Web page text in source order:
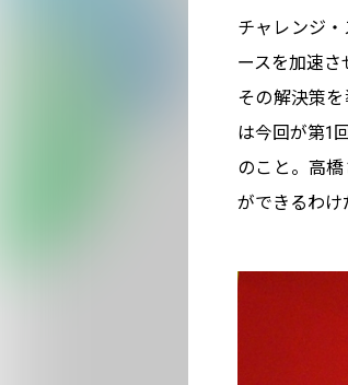
チャレンジ
ースを加速さ
その解決策
は今回が第1
のこと。高
ができるわけ